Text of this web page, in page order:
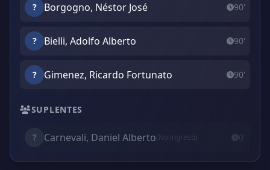
? Borgogno, Néstor José 90'
? Bielli, Adolfo Alberto 90'
? Gimenez, Ricardo Fortunato 90'
SUPLENTES
? Carnevali, Daniel Alberto(No ingresó) 0'